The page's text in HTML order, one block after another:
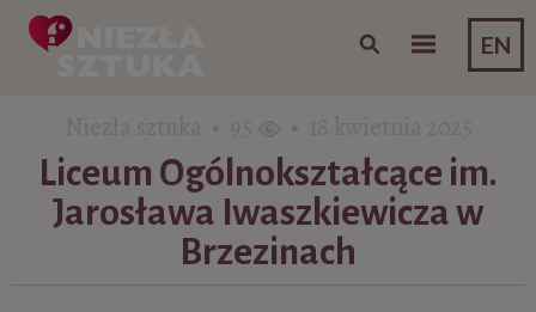
EN
Skip to content
Liceum Ogólnokształcące im.
Jarosława Iwaszkiewicza w
Brzezinach